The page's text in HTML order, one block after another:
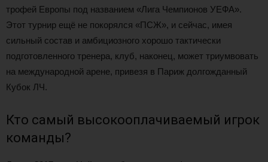
трофей Европы под названием «Лига Чемпионов УЕФА».
Этот турнир ещё не покорялся «ПСЖ», и сейчас, имея
сильный состав и амбициозного хорошо тактически
подготовленного тренера, клуб, наконец, может триумвовать
на международной арене, привезя в Париж долгожданный
Кубок ЛЧ.
Кто самый высокооплачиваемый игрок
команды?